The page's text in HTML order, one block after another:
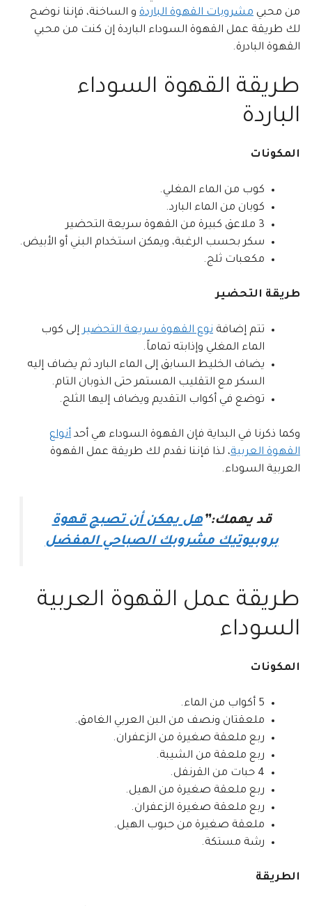
من محبي مشروبات القهوة الباردة و الساخنة، فإننا نوضح
لك طريقة عمل القهوة السوداء الباردة إن كنت من محبي
القهوة البادرة.
طريقة القهوة السوداء
الباردة
المكونات
كوب من الماء المغلي.
كوبان من الماء البارد.
3 ملاعق كبيرة من القهوة سريعة التحضير
سكر بحسب الرغبة، ويمكن استخدام البني أو الأبيض.
مكعبات ثلج.
طريقة التحضير
تتم إضافة نوع القهوة سريعة التحضيرإلى كوب
الماء المغلي وإذابته تماماً.
يضاف الخليط السابق إلى الماء البارد ثم يضاف إليه
السكر مع التقليب المستمر حتى الذوبان التام.
توضع في أكواب التقديم ويضاف إليها الثلج.
وكما ذكرنا في البداية فإن القهوة السوداء هي أحد أنواع
القهوة العربية، لذا فإننا نقدم لك طريقة عمل القهوة
العربية السوداء.
قد يهمك:”هل يمكن أن تصبح قهوة
بروبيوتيك مشروبك الصباحي المفضل
طريقة عمل القهوة العربية
السوداء
المكونات
5 أكواب من الماء.
ملعقتان ونصف من البن العربي الغامق.
ربع ملعقة صغيرة من الزعفران.
ربع ملعقة من الشيبة.
4 حبات من القرنفل.
ربع ملعقة صغيرة من الهيل.
ربع ملعقة صغيرة الزعفران.
ملعقة صغيرة من حبوب الهيل.
رشة مستكة.
الطريقة